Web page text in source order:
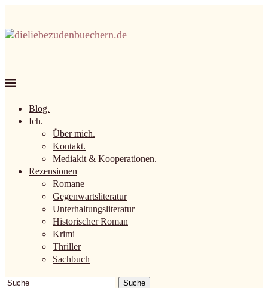
Blog.
Ich.
Über mich.
Kontakt.
Mediakit & Kooperationen.
Rezensionen
Romane
Gegenwartsliteratur
Unterhaltungsliteratur
Historischer Roman
Krimi
Thriller
Sachbuch
Suche